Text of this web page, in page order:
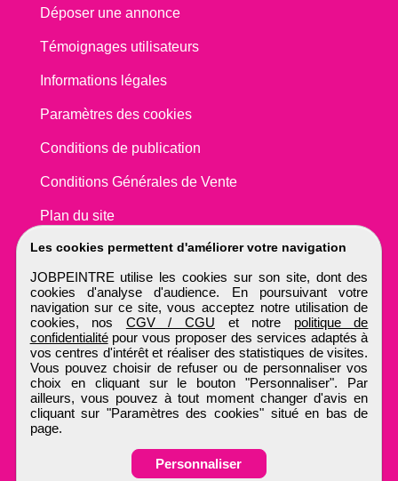
Les cookies permettent d'améliorer votre navigation
JOBPEINTRE utilise les cookies sur son site, dont des
cookies d'analyse d'audience. En poursuivant votre
navigation sur ce site, vous acceptez notre utilisation de
cookies, nos CGV / CGU et notre politique de
confidentialitépour vous proposer des services adaptés à
vos centres d'intérêt et réaliser des statistiques de visites.
Vous pouvez choisir de refuser ou de personnaliser vos
choix en cliquant sur le bouton "Personnaliser". Par
ailleurs, vous pouvez à tout moment changer d'avis en
cliquant sur "Paramètres des cookies" situé en bas de
page.
Personnaliser
Déposer une annonce
Témoignages utilisateurs
Informations légales
Paramètres des cookies
Conditions de publication
Conditions Générales de Vente
Plan du site